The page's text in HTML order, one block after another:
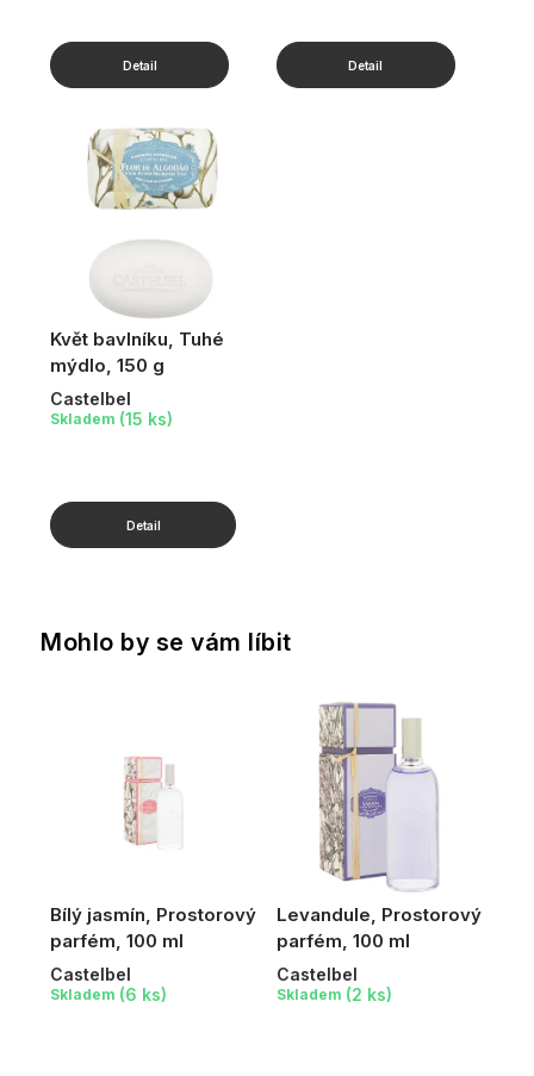
Květ bavlníku, Tuhé
mýdlo, 150 g
Castelbel
Skladem (15 ks)
Mohlo by se vám líbit
Bílý jasmín, Prostorový
parfém, 100 ml
Castelbel
Skladem (6 ks)
Levandule, Prostorový
parfém, 100 ml
Castelbel
Skladem (2 ks)